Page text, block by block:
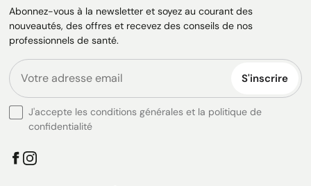
Abonnez-vous à la newsletter et soyez au courant des
nouveautés, des offres et recevez des conseils de nos
professionnels de santé.
S'inscrire
J'accepte les conditions générales et la politique de
confidentialité